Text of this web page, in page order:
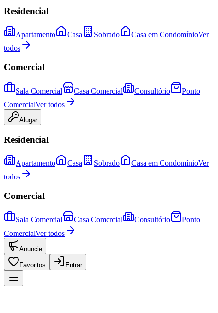
Residencial
Apartamento Casa Sobrado Casa em CondomínioVer
todos
Comercial
Sala Comercial Casa Comercial Consultório
Ponto
ComercialVer todos
Alugar
Residencial
Apartamento Casa Sobrado Casa em CondomínioVer
todos
Comercial
Sala Comercial Casa Comercial Consultório
Ponto
ComercialVer todos
Anuncie
Favoritos Entrar